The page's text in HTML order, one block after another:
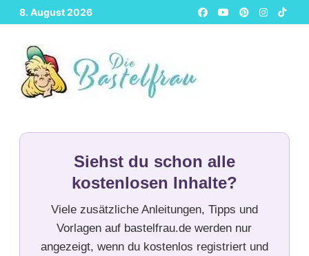
Zurück
zum
Inhalt
8. August 2026
Siehst du schon alle
kostenlosen Inhalte?
Viele zusätzliche Anleitungen, Tipps und
Vorlagen auf bastelfrau.de werden nur
angezeigt, wenn du kostenlos registriert und